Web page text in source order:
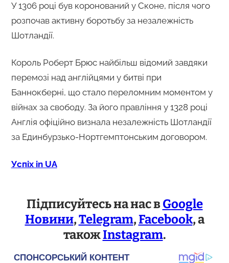
У 1306 році був коронований у Сконе, після чого
розпочав активну боротьбу за незалежність
Шотландії.
Король Роберт Брюс найбільш відомий завдяки
перемозі над англійцями у битві при
Баннокберні, що стало переломним моментом у
війнах за свободу. За його правління у 1328 році
Англія офіційно визнала незалежність Шотландії
за Единбурзько-Нортгемптонським договором.
Успіх in UA
Підписуйтесь на нас вGoogle
Новини,Telegram,Facebook, а
такожInstagram.